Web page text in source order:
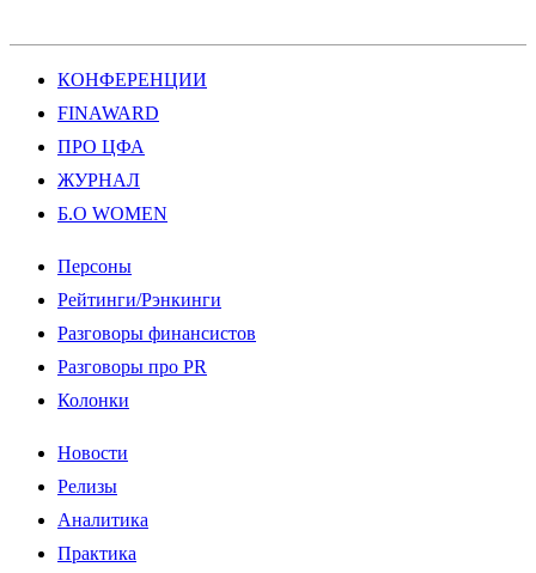
КОНФЕРЕНЦИИ
FINAWARD
ПРО ЦФА
ЖУРНАЛ
Б.О WOMEN
Персоны
Рейтинги/Рэнкинги
Разговоры финансистов
Разговоры про PR
Колонки
Новости
Релизы
Аналитика
Практика